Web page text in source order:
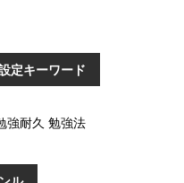
定キーワード
強耐久 勉強法